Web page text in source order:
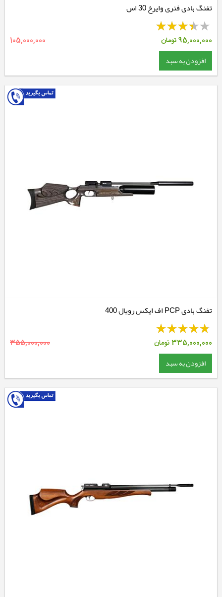
تفنگ بادی فنری وایرخ 30 اس
95,000,000تومان 105,000,000
افزودن به سبد
تفنگ بادی PCP اف ایکس رویال 400
335,000,000تومان 355,000,000
افزودن به سبد